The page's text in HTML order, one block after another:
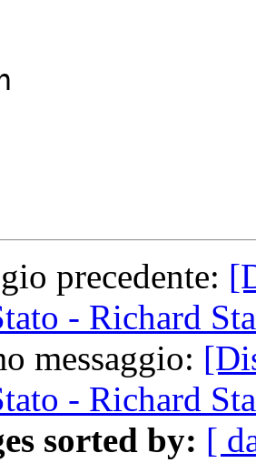
precedente:
- Richard
messaggio:
- Richard
sorted by: [